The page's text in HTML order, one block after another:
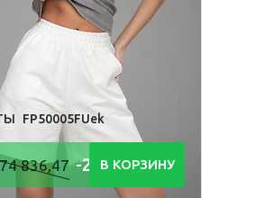
FP50005FUek
836,47-21 474
В КОРЗИНУ